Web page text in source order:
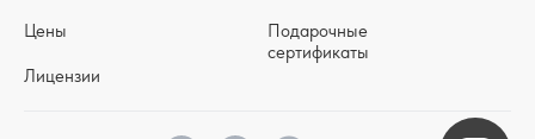
Цены
Лицензии
Подарочные
сертификаты